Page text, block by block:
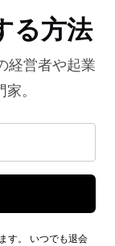
る方法
経営者や起業
。
す。 いつでも退会